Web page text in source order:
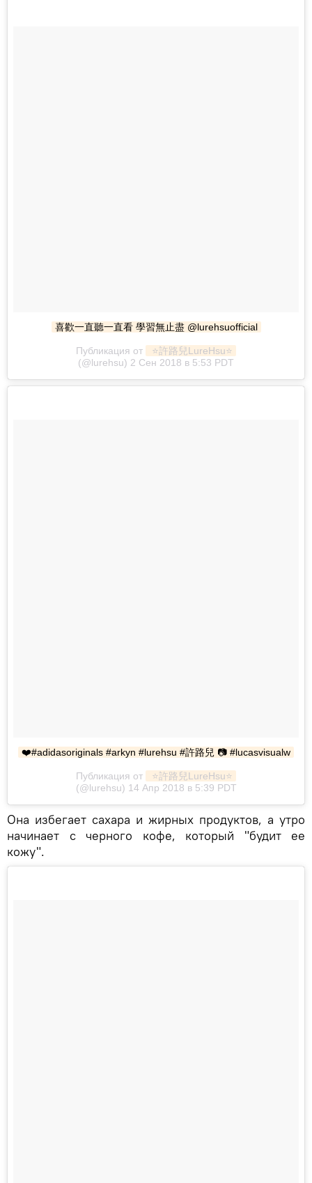
喜歡一直聽一直看 學習無止盡 @lurehsuofficial
Публикация от
⭐️許路兒LureHsu⭐️
(@lurehsu) 2 Сен 2018 в 5:53 PDT
❤️#adidasoriginals #arkyn #lurehsu #許路兒 📷 #lucasvisualw
Публикация от
⭐️許路兒LureHsu⭐️
(@lurehsu) 14 Апр 2018 в 5:39 PDT
Она избегает сахара и жирных продуктов, а утро
начинает с черного кофе, который "будит ее
кожу".